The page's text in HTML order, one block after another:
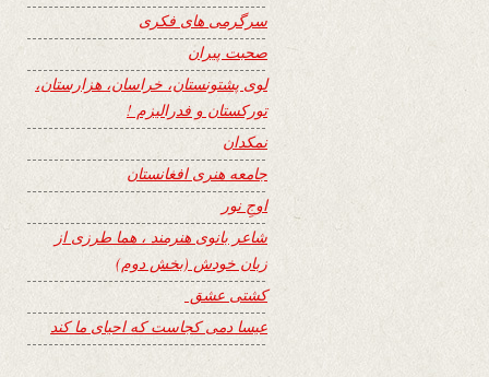
سرگرمی های فکری
صحبت پیران
لوی پشتونستان، خراسان، هزارستان،
تورکستان و فدرالیزم !
نمکدان
جامعه هنری افغانستان
اوجِ نور
شاعر بانوی هنرمند ، هما طرزی از
زبان خودش (بخش دوم)
کشتی عشق
عیسا دمی کجاست که احیای ما کند